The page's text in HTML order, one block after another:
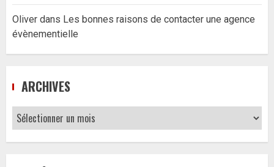
Oliver dans Les bonnes raisons de contacter une agence
évènementielle
ARCHIVES
Archives